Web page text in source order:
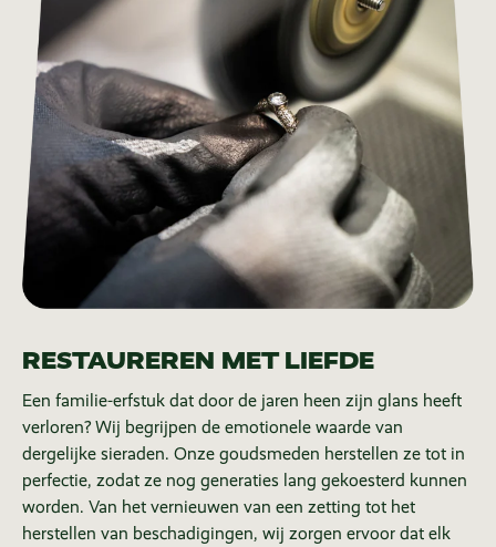
RESTAUREREN MET LIEFDE
Een familie-erfstuk dat door de jaren heen zijn glans heeft
verloren? Wij begrijpen de emotionele waarde van
dergelijke sieraden. Onze goudsmeden herstellen ze tot in
perfectie, zodat ze nog generaties lang gekoesterd kunnen
worden. Van het vernieuwen van een zetting tot het
herstellen van beschadigingen, wij zorgen ervoor dat elk